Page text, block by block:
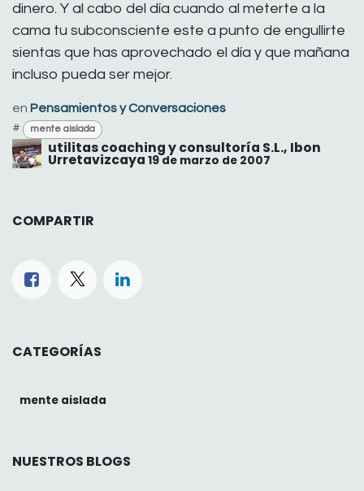
dinero. Y al cabo del día cuando al meterte a la
cama tu subconsciente este a punto de engullirte
sientas que has aprovechado el día y que mañana
incluso pueda ser mejor.
en Pensamientos y Conversaciones
#
mente aislada
utilitas coaching y consultoría S.L., Ibon
Urretavizcaya 19 de marzo de 2007
COMPARTIR
CATEGORÍAS
mente aislada
NUESTROS BLOGS